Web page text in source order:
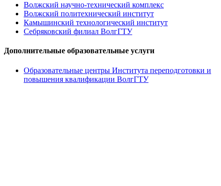
Волжский научно-технический комплекс
Волжский политехнический институт
Камышинский технологический институт
Себряковский филиал ВолгГТУ
Дополнительные образовательные услуги
Образовательные центры Института переподготовки и
повышения квалификации ВолгГТУ